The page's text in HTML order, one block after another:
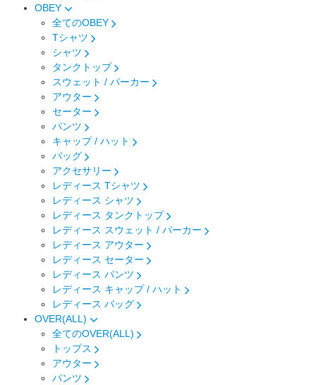
OBEY
全てのOBEY
Tシャツ
シャツ
タンクトップ
スウェット / パーカー
アウター
セーター
パンツ
キャップ / ハット
バッグ
アクセサリー
レディース Tシャツ
レディース シャツ
レディース タンクトップ
レディース スウェット / パーカー
レディース アウター
レディース セーター
レディース パンツ
レディース キャップ / ハット
レディース バッグ
OVER(ALL)
全てのOVER(ALL)
トップス
アウター
パンツ